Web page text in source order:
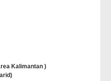
Kalimantan )